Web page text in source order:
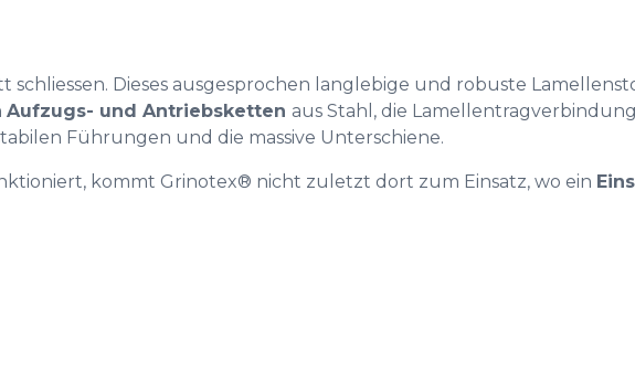
schliessen. Dieses ausgesprochen langlebige und robuste
Aufzugs- und Antriebsketten aus Stahl, die
Führungen und die massive Unterschiene.
kommt Grinotex® nicht zuletzt dort zum Einsatz, wo ein